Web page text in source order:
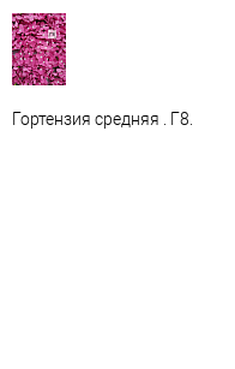
Гортензия средняя . Г8.